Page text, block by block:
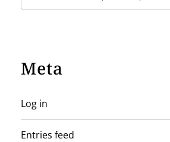
Meta
Log in
Entries feed